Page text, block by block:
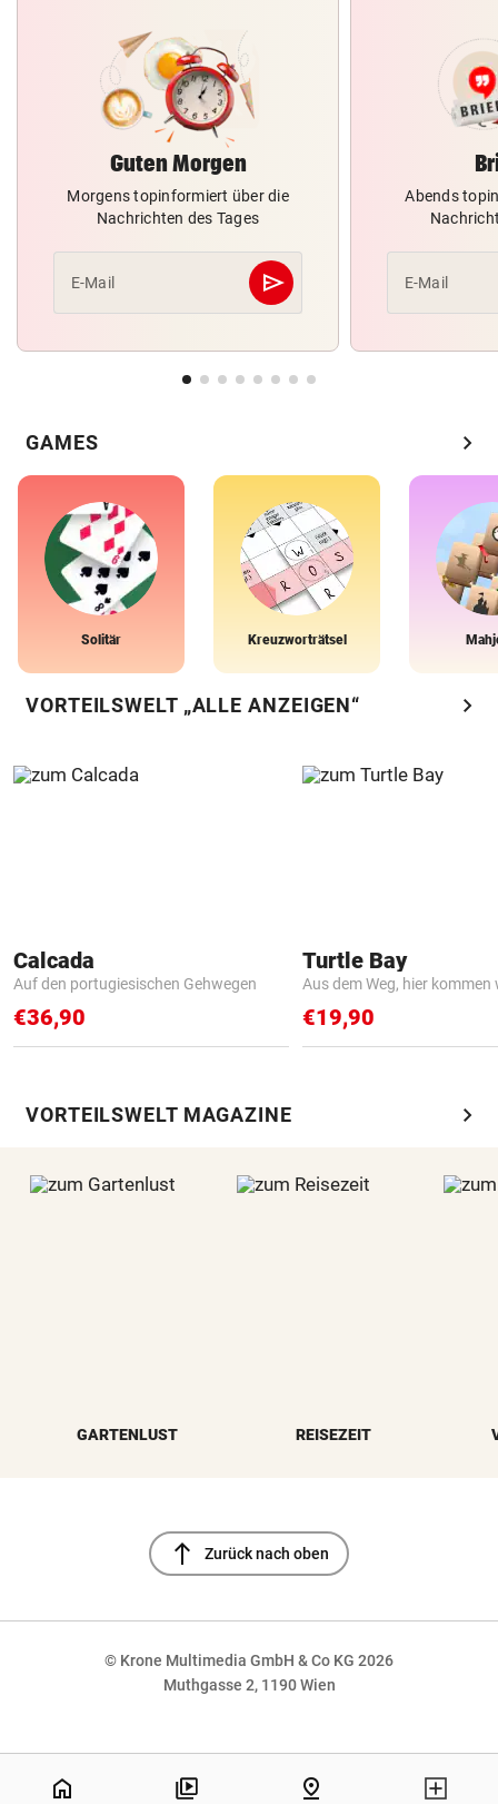
Guten Morgen
Morgens topinformiert über die
Nachrichten des Tages
E-Mail send
Abschicken
Abends
E-Mail
GAMES chevron_right
Solitär Kreuzworträtsel
VORTEILSWELT „ALLE ANZEIGEN“ chevron_right
Calcada
Auf den portugiesischen Gehwegen
€36,90
Turtle Bay
Aus dem Weg, hier kommen
€19,90
VORTEILSWELT MAGAZINE chevron_right
GARTENLUST REISEZEIT
north Zurück nach oben
© Krone Multimedia GmbH & Co KG 2026
Muthgasse 2, 1190 Wien
home pin_drop
NaN%